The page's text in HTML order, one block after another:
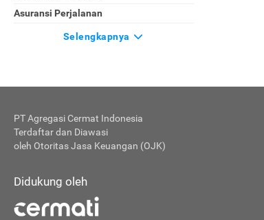
Asuransi Perjalanan
Selengkapnya
PT Agregasi Cermat Indonesia
Terdaftar dan Diawasi
oleh Otoritas Jasa Keuangan (OJK)
Didukung oleh